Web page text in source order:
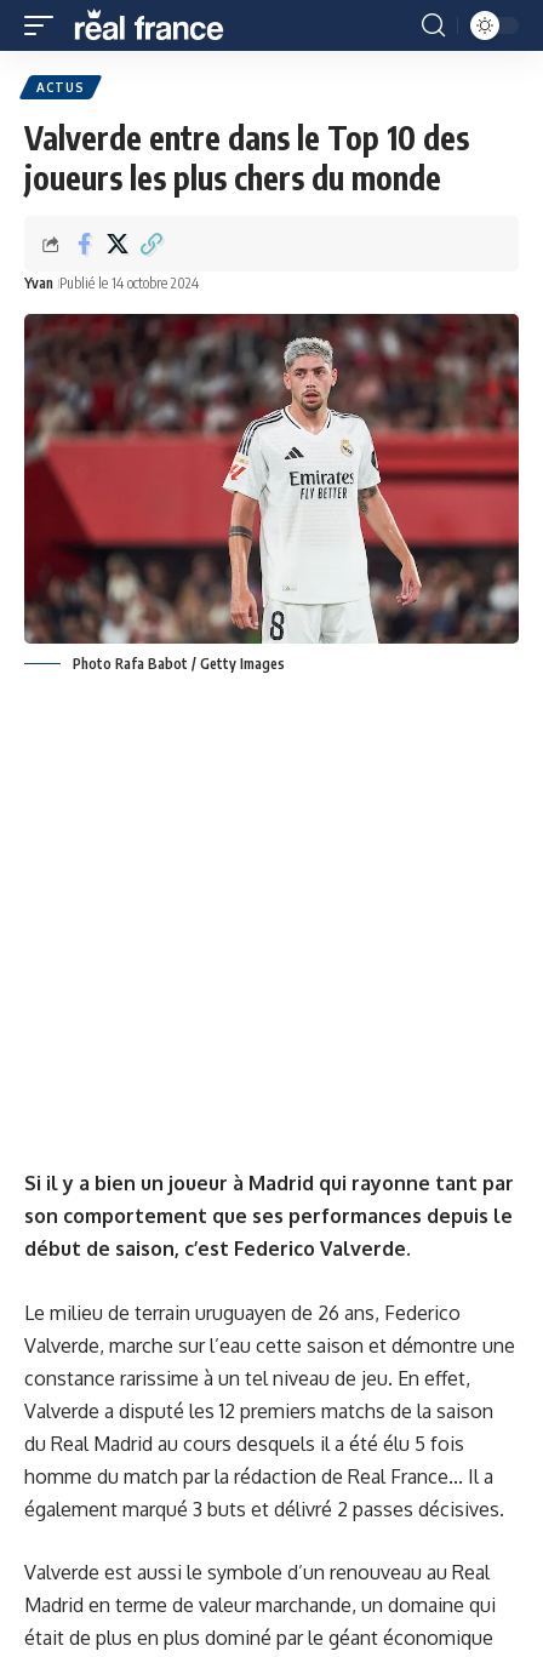
ACTUS
Valverde entre dans le Top 10 des
joueurs les plus chers du monde
Yvan Publié le 14 octobre 2024
Photo Rafa Babot / Getty Images
Si il y a bien un joueur à Madrid qui rayonne tant par
son comportement que ses performances depuis le
début de saison, c’est Federico Valverde.
Le milieu de terrain uruguayen de 26 ans, Federico
Valverde, marche sur l’eau cette saison et démontre une
constance rarissime à un tel niveau de jeu. En effet,
Valverde a disputé les 12 premiers matchs de la saison
du Real Madrid au cours desquels il a été élu 5 fois
homme du match par la rédaction de Real France... Il a
également marqué 3 buts et délivré 2 passes décisives.
Valverde est aussi le symbole d’un renouveau au Real
Madrid en terme de valeur marchande, un domaine qui
était de plus en plus dominé par le géant économique